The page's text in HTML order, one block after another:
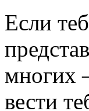
Если
многих
вести